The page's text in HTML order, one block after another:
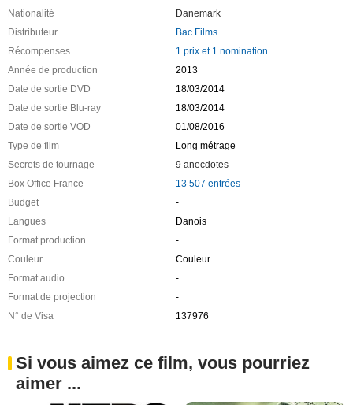
Nationalité
Danemark
Distributeur
Bac Films
Récompenses
1 prix et 1 nomination
Année de production
2013
Date de sortie DVD
18/03/2014
Date de sortie Blu-ray
18/03/2014
Date de sortie VOD
01/08/2016
Type de film
Long métrage
Secrets de tournage
9 anecdotes
Box Office France
13 507 entrées
Budget
-
Langues
Danois
Format production
-
Couleur
Couleur
Format audio
-
Format de projection
-
N° de Visa
137976
Si vous aimez ce film, vous pourriez
aimer ...